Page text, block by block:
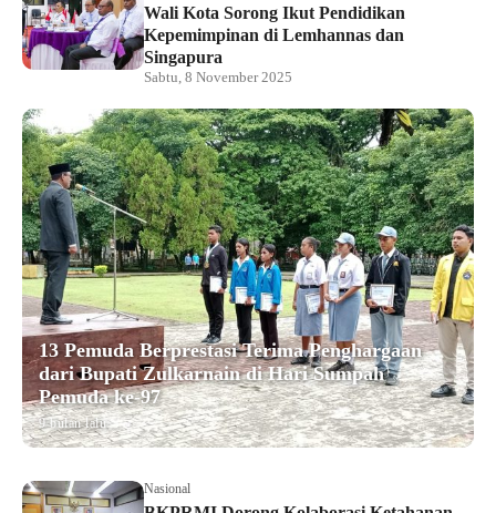
Wali Kota Sorong Ikut Pendidikan
Kepemimpinan di Lemhannas dan
Singapura
Sabtu, 8 November 2025
13 Pemuda Berprestasi Terima Penghargaan
dari Bupati Zulkarnain di Hari Sumpah
Pemuda ke-97
9 bulan lalu
Nasional